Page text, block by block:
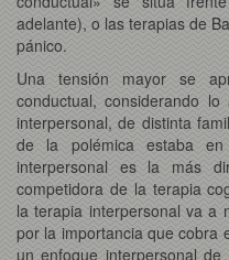
adelante), o las terapias de
pánico.
Una tensión mayor se
conductual, considerando
interpersonal, de distinta
de la polémica estaba
interpersonal es la más
competidora de la terapia
la terapia interpersonal va a
por la importancia que cobra
un enfoque interpersonal